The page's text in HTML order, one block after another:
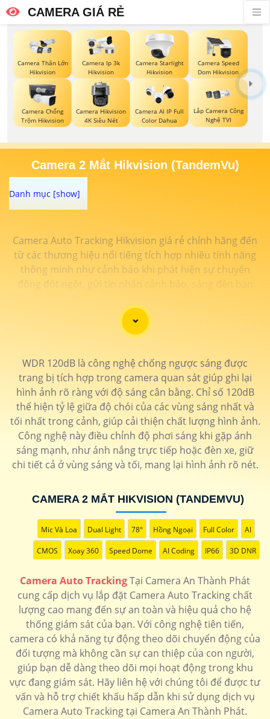
CAMERA GIÁ RẺ
Camera Thân Lớn
Hikvision
Camera Ip 3k
Hikvision
Camera Starlight
Hikvision
Camera Speed
Dom Hikvision
Camera Chống
Trộm Hikvision
Camera Hikvision
4K Siêu Nét
Camera AI IP Full
Color Dahua
Lắp Camera Công
Nghệ TVI
Camera 2 Mắt Hikvision (TandemVu)
Camera Auto Tracking Hikvision giá rẻ chính hãng đến
từ các thương hiệu nổi tiếng tích hợp nhiều tính năng
thông minh như cảnh báo khi phát hiện sự chuyển
động đột ngột, gửi tin nhắn cảnh báo, sáng đèn ban
có thể yên tâm hơn về việc đảm bảo an ninh cho mọi
không gian của bạn.
'
WDR 120dB là công nghệ chống ngược sáng được
trang bị tích hợp trong camera quan sát giúp ghi lại
hình ảnh rõ ràng với độ sáng cân bằng. Chỉ số 120dB
thể hiện tỷ lệ giữa độ chói của các vùng sáng nhất và
tối nhất trong cảnh, giúp cải thiện chất lượng hình ảnh.
Công nghệ này điều chỉnh độ phơi sáng khi gặp ánh
sáng mạnh, như ánh nắng trực tiếp hoặc đèn xe, giữ
chi tiết cả ở vùng sáng và tối, mang lại hình ảnh rõ nét.
CAMERA 2 MẮT HIKVISION (TANDEMVU)
Mic Và Loa Dual Light 78° Hồng Ngoại Full Color AI
CMOS Xoay 360 Speed Dome AI Coding IP66 3D DNR
Camera Auto TrackingTại Camera An Thành Phát
cung cấp dịch vụ lắp đặt Camera Auto Tracking chất
lượng cao mang đến sự an toàn và hiệu quả cho hệ
thống giám sát của bạn. Với công nghệ tiên tiến,
camera có khả năng tự động theo dõi chuyển động của
đối tượng mà không cần sự can thiệp của con người,
giúp bạn dễ dàng theo dõi mọi hoạt động trong khu
vực đang giám sát. Hãy liên hệ với chúng tôi để được tư
vấn và hỗ trợ chiết khấu hấp dẫn khi sử dụng dịch vụ
Camera Auto Tracking tại Camera An Thành Phát.